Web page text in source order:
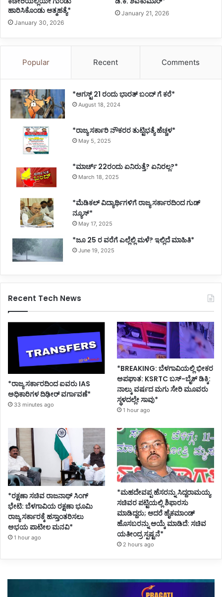
ಹಾರಿಸಿಕೊಂಡು ಆತ್ಮಹತ್ಯೆ*
January 30, 2026
January 21, 2026
Popular Recent Comments
*ಆಗಸ್ಟ್ 21 ರಂದು ಭಾರತ್‌ ಬಂದ್‌ ಗೆ ಕರೆ*
August 18, 2024
*ರಾಜ್ಯ ಸರ್ಕಾರಿ ನೌಕರರ ತುಟ್ಟಿಭತ್ಯೆ ಹೆಚ್ಚಳ*
May 5, 2025
*ಮಾರ್ಚ್ 22ರಂದು ಏನಿರುತ್ತೆ? ಏನಿರಲ್ಲ?*
March 18, 2025
*ಮೆಡಿಕಲ್ ವಿದ್ಯಾರ್ಥಿಗಳಿಗೆ ರಾಜ್ಯ ಸರ್ಕಾರದಿಂದ ಗುಡ್
ನ್ಯೂಸ್*
May 17, 2025
*ಜೂ 25 ರ ವರೆಗೆ ಎಲ್ಲೆಲ್ಲಿ ಮಳೆ? ಇಲ್ಲಿದೆ ಮಾಹಿತಿ*
June 19, 2025
Recent Tech News
*ರಾಜ್ಯ ಸರ್ಕಾರದಿಂದ ಐವರು IAS
ಅಧಿಕಾರಿಗಳ ದಿಢೀರ್ ವರ್ಗಾವಣೆ*
33 minutes ago
*BREAKING: ಬೆಳಗಾವಿಯಲ್ಲಿ ಭೀಕರ
ಅಪಘಾತ: KSRTC ಬಸ್-ಬೈಕ್ ಡಿಕ್ಕಿ:
ನಾಲ್ಕು ವರ್ಷದ ಮಗು ಸೇರಿ ಮೂವರು
ಸ್ಥಳದಲ್ಲೇ ಸಾವು*
1 hour ago
*ರಕ್ಷಣಾ ಸಚಿವ ರಾಜನಾಥ್ ಸಿಂಗ್
ಭೇಟಿ: ಬೆಳಗಾವಿಯ ರಕ್ಷಣಾ ಭೂಮಿ
ರಾಜ್ಯ ಸರ್ಕಾರಕ್ಕೆ ಹಸ್ತಾಂತರಿಸಲು
ಅಭಯ ಪಾಟೀಲ ಮನವಿ*
1 hour ago
*ಮಹದೇವಪ್ಪ ಹೆಸರನ್ನು ಸಿದ್ದರಾಮಯ್ಯ
ಸಚಿವರ ಪಟ್ಟಿಯಲ್ಲಿ ಶಿಫಾರಸು
ಮಾಡಿದ್ದರು; ಆದರೆ ಹೈಕಮಾಂಡ್
ಹೊಸಬರನ್ನು ಆಯ್ಕೆ ಮಾಡಿದೆ: ಸಚಿವ
ಯತೀಂದ್ರ ಸ್ಪಷ್ಟನೆ*
2 hours ago